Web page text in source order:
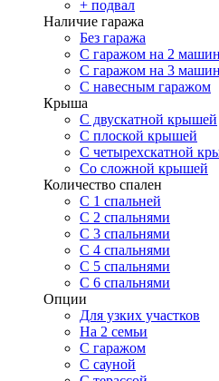
+ подвал
Наличие гаража
Без гаража
С гаражом на 2
С гаражом на 3
С навесным гаражом
Крыша
С двускатной крышей
С плоской крышей
С четырехскатной
Со сложной крышей
Количество спален
С 1 спальней
С 2 спальнями
С 3 спальнями
С 4 спальнями
С 5 спальнями
С 6 спальнями
Опции
Для узких участков
На 2 семьи
С гаражом
С сауной